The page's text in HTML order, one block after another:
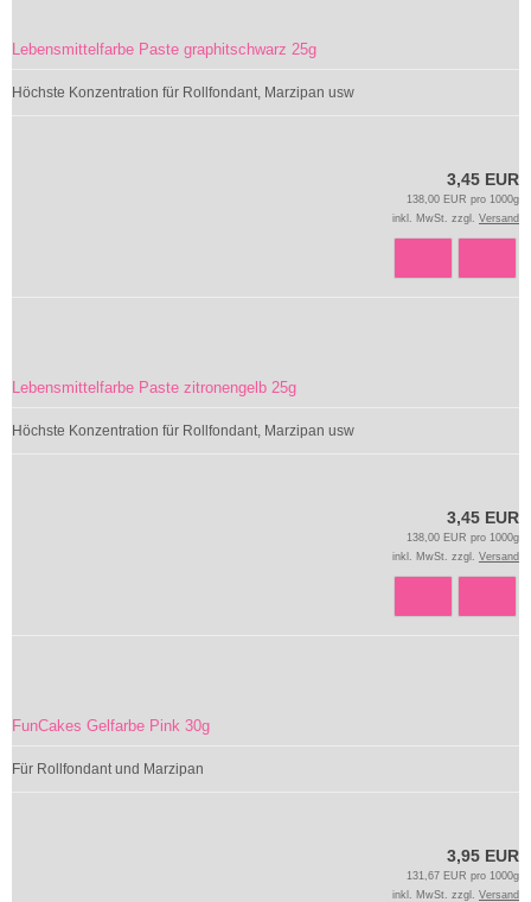
Lebensmittelfarbe Paste graphitschwarz 25g
Höchste Konzentration für Rollfondant, Marzipan usw
3,45 EUR
138,00 EUR pro 1000g
inkl. MwSt. zzgl. Versand
Lebensmittelfarbe Paste zitronengelb 25g
Höchste Konzentration für Rollfondant, Marzipan usw
3,45 EUR
138,00 EUR pro 1000g
inkl. MwSt. zzgl. Versand
FunCakes Gelfarbe Pink 30g
Für Rollfondant und Marzipan
3,95 EUR
131,67 EUR pro 1000g
inkl. MwSt. zzgl. Versand